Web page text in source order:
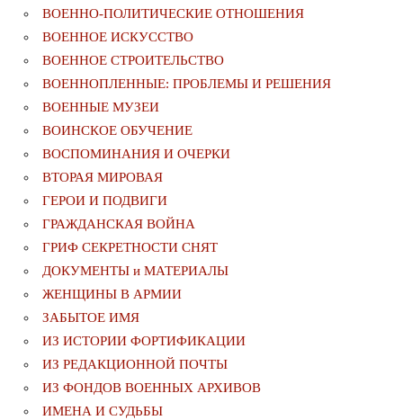
ВОЕННО-ПОЛИТИЧЕСКИE ОТНОШЕНИЯ
ВОЕННОЕ ИСКУССТВО
ВОЕННОЕ СТРОИТЕЛЬСТВО
ВОЕННОПЛЕННЫЕ: ПРОБЛЕМЫ И РЕШЕНИЯ
ВОЕННЫЕ МУЗЕИ
ВОИНСКОЕ ОБУЧЕНИЕ
ВОСПОМИНАНИЯ И ОЧЕРКИ
ВТОРАЯ МИРОВАЯ
ГЕРОИ И ПОДВИГИ
ГРАЖДАНСКАЯ ВОЙНА
ГРИФ СЕКРЕТНОСТИ СНЯТ
ДОКУМЕНТЫ и МАТЕРИАЛЫ
ЖЕНЩИНЫ В АРМИИ
ЗАБЫТОЕ ИМЯ
ИЗ ИСТОРИИ ФОРТИФИКАЦИИ
ИЗ РЕДАКЦИОННОЙ ПОЧТЫ
ИЗ ФОНДОВ ВОЕННЫХ АРХИВОВ
ИМЕНА И СУДЬБЫ